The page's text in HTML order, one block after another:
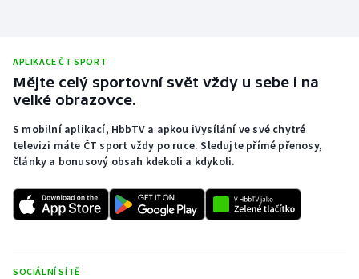
Volejbal
Ostatní
APLIKACE ČT SPORT
Mějte celý sportovní svět vždy u sebe i na
velké obrazovce.
S mobilní aplikací, HbbTV a apkou iVysílání ve své chytré
televizi máte ČT sport vždy po ruce. Sledujte přímé přenosy,
články a bonusový obsah kdekoli a kdykoli.
SOCIÁLNÍ SÍTĚ